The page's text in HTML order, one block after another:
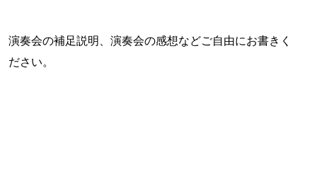
演奏会の補足説明、演奏会の感想などご自由にお書きく
ださい。